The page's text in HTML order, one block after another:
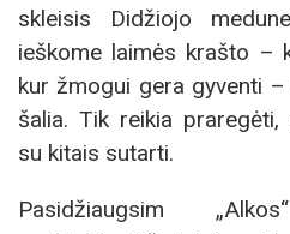
skleisis Didžiojo
ieškome laimės krašto –
kur žmogui gera gyventi
šalia. Tik reikia praregėti,
su kitais sutarti.
Pasidžiaugsim